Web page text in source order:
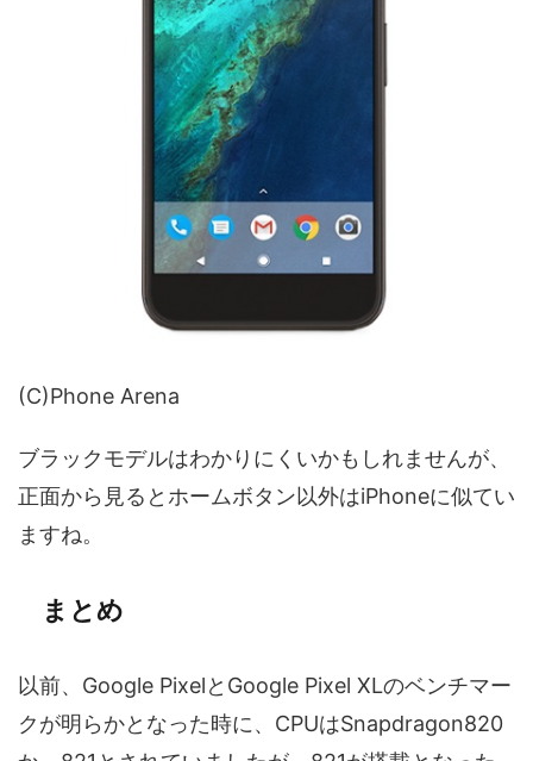
(C)Phone Arena
ブラックモデルはわかりにくいかもしれませんが、
正面から見るとホームボタン以外はiPhoneに似てい
ますね。
まとめ
以前、Google PixelとGoogle Pixel XLのベンチマー
クが明らかとなった時に、CPUはSnapdragon820